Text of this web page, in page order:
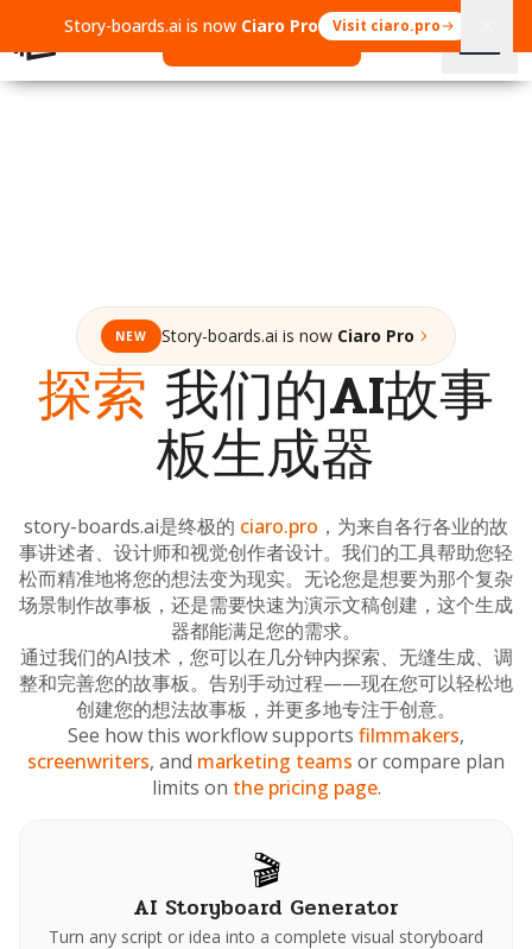
Story-boards.ai is now Ciaro Pro Visit ciaro.pro
NEW Story-boards.ai is now Ciaro Pro
探索 我们的AI故事
板生成器
story-boards.ai是终极的 ciaro.pro ，为来自各行各业的故
事讲述者、设计师和视觉创作者设计。我们的工具帮助您轻
松而精准地将您的想法变为现实。无论您是想要为那个复杂
场景制作故事板，还是需要快速为演示文稿创建，这个生成
器都能满足您的需求。
通过我们的AI技术，您可以在几分钟内探索、无缝生成、调
整和完善您的故事板。告别手动过程——现在您可以轻松地
创建您的想法故事板，并更多地专注于创意。
See how this workflow supports filmmakers,
screenwriters, and marketing teams or compare plan
limits on the pricing page.
🎬
AI Storyboard Generator
Turn any script or idea into a complete visual storyboard